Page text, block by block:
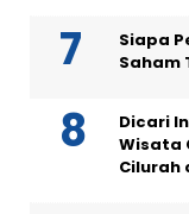
Siapa
Saham
Dicari
Wisata
Cilurah